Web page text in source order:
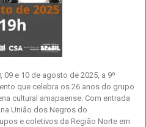
e 10 de agosto de 2025, a 9º
que celebra os 26 anos do grupo
cultural amapaense. Com entrada
União dos Negros do
e coletivos da Região Norte em